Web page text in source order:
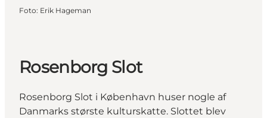
Foto: Erik Hageman
Rosenborg Slot
Rosenborg Slot i København huser nogle af
Danmarks største kulturskatte. Slottet blev